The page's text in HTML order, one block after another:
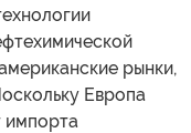
рынки,
Европа
импорта